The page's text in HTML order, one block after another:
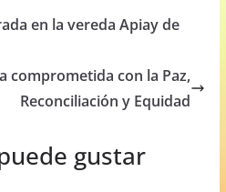
e
en la vereda Apiay de
comprometida con la Paz,
Reconciliación y Equidad
gustar